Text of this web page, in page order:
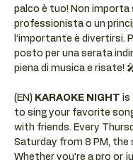
palco è tuo! Non importa
professionista o un
l’importante è divertirsi.
posto per una serata
piena di musica e risate!
(EN) KARAOKE NIGHT is
to sing your favorite
with friends. Every
Saturday from 8 PM, the
Whether you’re a pro or